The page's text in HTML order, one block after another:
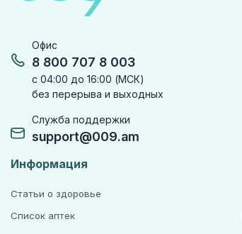
Офис
8 800 707 8 003
с 04:00 до 16:00 (МСК)
без перерыва и выходных
Служба поддержки
support@009.am
Информация
Статьи о здоровье
Список аптек